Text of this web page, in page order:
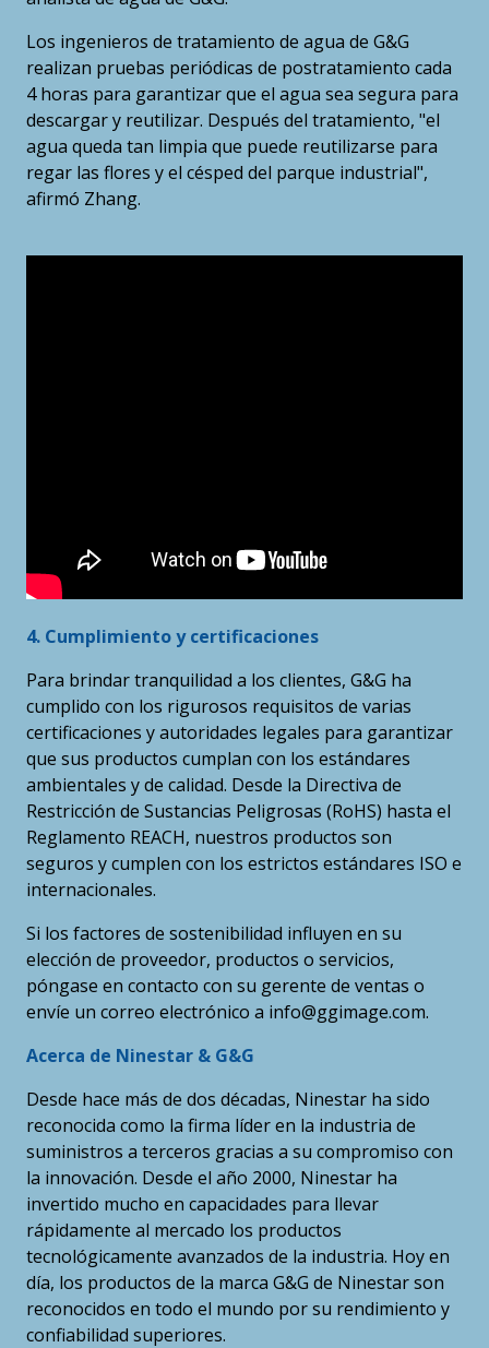
Los ingenieros de tratamiento de agua de G&G
realizan pruebas periódicas de postratamiento cada
4 horas para garantizar que el agua sea segura para
descargar y reutilizar. Después del tratamiento, "el
agua queda tan limpia que puede reutilizarse para
regar las flores y el césped del parque industrial",
afirmó Zhang.
4. Cumplimiento y certificaciones
Para brindar tranquilidad a los clientes, G&G ha
cumplido con los rigurosos requisitos de varias
certificaciones y autoridades legales para garantizar
que sus productos cumplan con los estándares
ambientales y de calidad. Desde la Directiva de
Restricción de Sustancias Peligrosas (RoHS) hasta el
Reglamento REACH, nuestros productos son
seguros y cumplen con los estrictos estándares ISO e
internacionales.
Si los factores de sostenibilidad influyen en su
elección de proveedor, productos o servicios,
póngase en contacto con su gerente de ventas o
envíe un correo electrónico a info@ggimage.com.
Acerca de Ninestar & G&G
Desde hace más de dos décadas, Ninestar ha sido
reconocida como la firma líder en la industria de
suministros a terceros gracias a su compromiso con
la innovación. Desde el año 2000, Ninestar ha
invertido mucho en capacidades para llevar
rápidamente al mercado los productos
tecnológicamente avanzados de la industria. Hoy en
día, los productos de la marca G&G de Ninestar son
reconocidos en todo el mundo por su rendimiento y
confiabilidad superiores.